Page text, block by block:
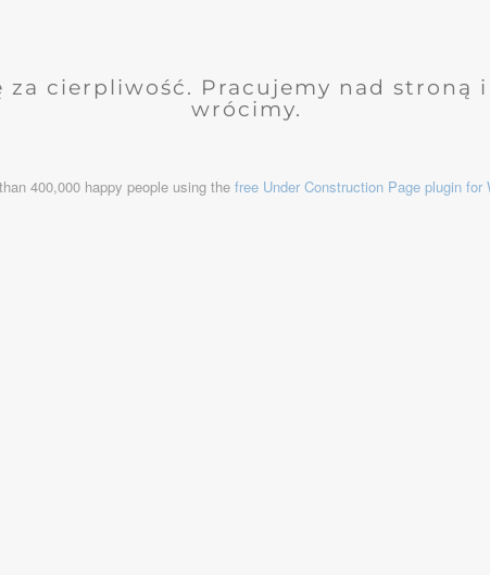
za cierpliwość. Pracujemy nad stroną
wrócimy.
400,000 happy people using the free Under Construction Page plugin for